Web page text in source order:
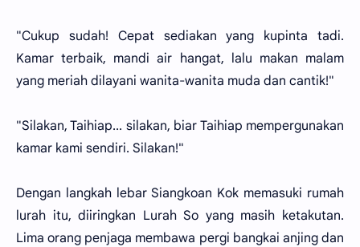
"Cukup sudah! Cepat sediakan yang kupinta tadi.
Kamar terbaik, mandi air hangat, lalu makan malam
yang meriah dilayani wanita-wanita muda dan cantik!"
"Silakan, Taihiap... silakan, biar Taihiap mempergunakan
kamar kami sendiri. Silakan!"
Dengan langkah lebar Siangkoan Kok memasuki rumah
lurah itu, diiringkan Lurah So yang masih ketakutan.
Lima orang penjaga membawa pergi bangkai anjing dan